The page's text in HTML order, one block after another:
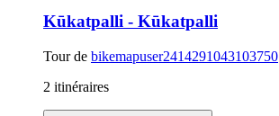
Kūkatpalli - Kūkatpalli
Tour de bikemapuser2414291043103750
2 itinéraires